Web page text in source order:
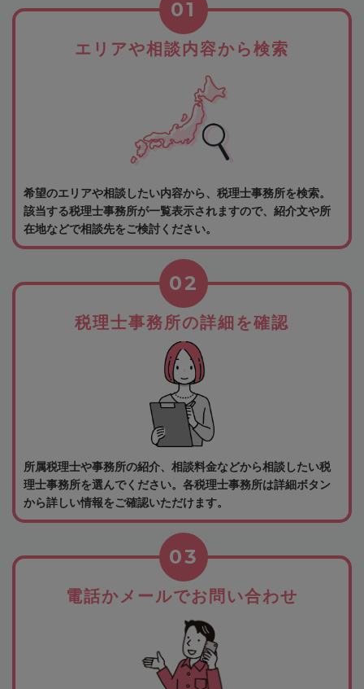
エリアや相談内容から検索
01
希望のエリアや相談したい内容から、税理士事務所を検索。
該当する税理士事務所が一覧表示されますので、紹介文や所
在地などで相談先をご検討ください。
税理士事務所の詳細を確認
02
所属税理士や事務所の紹介、相談料金などから相談したい税
理士事務所を選んでください。各税理士事務所は詳細ボタン
から詳しい情報をご確認いただけます。
電話かメールでお問い合わせ
03